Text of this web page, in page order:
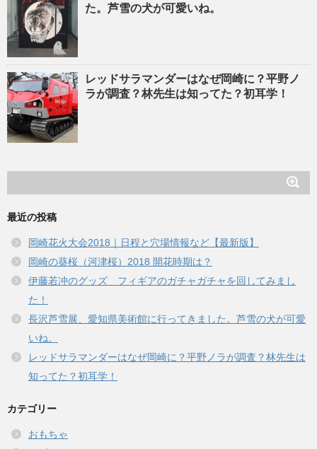
た。芦雪の犬が可愛いね。
レッドサラマンダーはなぜ岡崎に？平野ノ
ラが調査？林先生は知ってた？初耳学！
最近の投稿
岡崎花火大会2018｜日程と穴場情報など【最新版】
岡崎の葵桜（河津桜）2018 開花時期は？
伊藤若冲のグッズ フィギアのガチャガチャを回してみまし
た！
長沢芦雪展、愛知県美術館に行ってきました。芦雪の犬が可愛
いね。
レッドサラマンダーはなぜ岡崎に？平野ノラが調査？林先生は
知ってた？初耳学！
カテゴリー
おもちゃ